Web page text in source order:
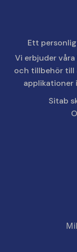
Ett
Vi erbjuder
och tillbehör till
applikationer
Sitab